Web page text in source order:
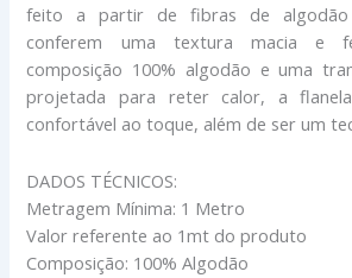
feito a partir de fibras de algodão
conferem uma textura macia e
composição 100% algodão e uma
projetada para reter calor, a
confortável ao toque, além de ser um
DADOS TÉCNICOS:
Metragem Mínima: 1 Metro
Valor referente ao 1mt do produto
Composição: 100% Algodão